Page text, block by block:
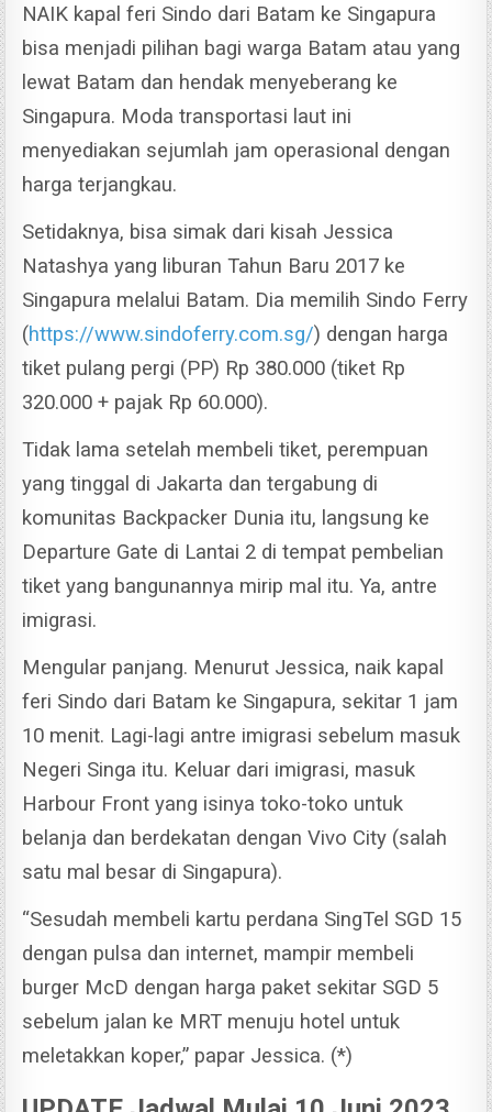
NAIK kapal feri Sindo dari Batam ke Singapura
bisa menjadi pilihan bagi warga Batam atau yang
lewat Batam dan hendak menyeberang ke
Singapura. Moda transportasi laut ini
menyediakan sejumlah jam operasional dengan
harga terjangkau.
Setidaknya, bisa simak dari kisah Jessica
Natashya yang liburan Tahun Baru 2017 ke
Singapura melalui Batam. Dia memilih Sindo Ferry
(https://www.sindoferry.com.sg/) dengan harga
tiket pulang pergi (PP) Rp 380.000 (tiket Rp
320.000 + pajak Rp 60.000).
Tidak lama setelah membeli tiket, perempuan
yang tinggal di Jakarta dan tergabung di
komunitas Backpacker Dunia itu, langsung ke
Departure Gate di Lantai 2 di tempat pembelian
tiket yang bangunannya mirip mal itu.Ya, antre
imigrasi.
Mengular panjang. Menurut Jessica, naik kapal
feri Sindo dari Batam ke Singapura, sekitar 1 jam
10 menit. Lagi-lagi antre imigrasi sebelum masuk
Negeri Singa itu. Keluar dari imigrasi, masuk
Harbour Front yang isinya toko-toko untuk
belanja dan berdekatan dengan Vivo City (salah
satu mal besar di Singapura).
“Sesudah membeli kartu perdana SingTel SGD 15
dengan pulsa dan internet, mampir membeli
burger McD dengan harga paket sekitar SGD 5
sebelum jalan ke MRT menuju hotel untuk
meletakkan koper,” papar Jessica. (*)